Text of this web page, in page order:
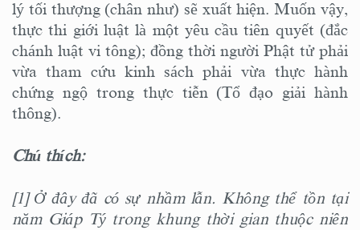
lý tối thượng (chân như) sẽ xuất hiện. Muốn vậy,
thực thi giới luật là một yêu cầu tiên quyết (đắc
chánh luật vi tông); đồng thời người Phật tử phải
vừa tham cứu kinh sách phải vừa thực hành
chứng ngộ trong thực tiễn (Tổ đạo giải hành
thông).
Chú thích:
[1] Ở đây đã có sự nhầm lẫn. Không thể tồn tại
năm Giáp Tý trong khung thời gian thuộc niên